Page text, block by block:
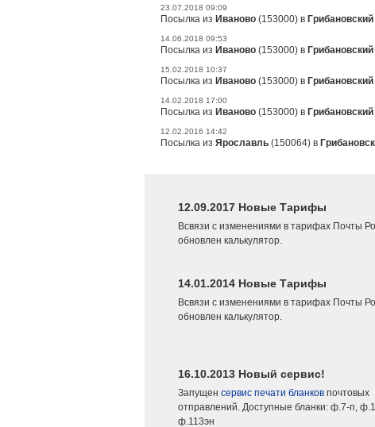
23.07.2018 09:09
Посылка из Иваново (153000) в Грибановский
14.06.2018 09:53
Посылка из Иваново (153000) в Грибановский
15.02.2018 10:37
Посылка из Иваново (153000) в Грибановский
14.02.2018 17:00
Посылка из Иваново (153000) в Грибановский
12.02.2016 14:42
Посылка из Ярославль (150064) в
12.09.2017 Новые Тарифы
Всвязи с изменениями в тарифах Почты
обновлен калькулятор.
14.01.2014 Новые Тарифы
Всвязи с изменениями в тарифах Почты
обновлен калькулятор.
16.10.2013 Новый сервис!
Запущен сервис печати бланков почтовых
отправлений. Доступные бланки: ф.7-п,
ф.113эн